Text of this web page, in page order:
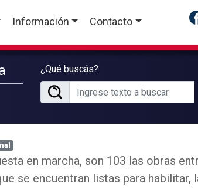
Información Contacto
¿Qué buscás?
en marcha, son 103 las obras
se encuentran listas para habilitar,